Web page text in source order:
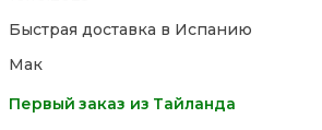
out
5
Быстрая доставка в Испанию
Мак
Первый заказ из Тайланда